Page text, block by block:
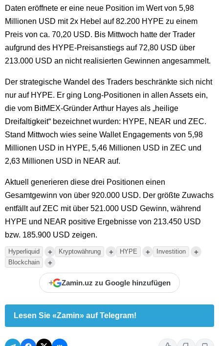
Daten eröffnete er eine neue Position im Wert von 5,98
Millionen USD mit 2x Hebel auf 82.200 HYPE zu einem
Preis von ca. 70,20 USD. Bis Mittwoch hatte der Trader
aufgrund des HYPE-Preisanstiegs auf 72,80 USD über
213.000 USD an nicht realisierten Gewinnen angesammelt.
Der strategische Wandel des Traders beschränkte sich nicht
nur auf HYPE. Er ging Long-Positionen in allen Assets ein,
die vom BitMEX-Gründer Arthur Hayes als „heilige
Dreifaltigkeit“ bezeichnet wurden: HYPE, NEAR und ZEC.
Stand Mittwoch wies seine Wallet Engagements von 5,98
Millionen USD in HYPE, 5,46 Millionen USD in ZEC und
2,63 Millionen USD in NEAR auf.
Aktuell generieren diese drei Positionen einen
Gesamtgewinn von über 920.000 USD. Der größte Zuwachs
entfällt auf ZEC mit über 521.000 USD Gewinn, während
HYPE und NEAR positive Ergebnisse von 213.450 USD
bzw. 185.900 USD zeigen.
Hyperliquid + Kryptowährung + HYPE + Investition +
Blockchain +
+ Zamin.uz zu Google hinzufügen
Lesen Sie «Zamin» auf Telegram!